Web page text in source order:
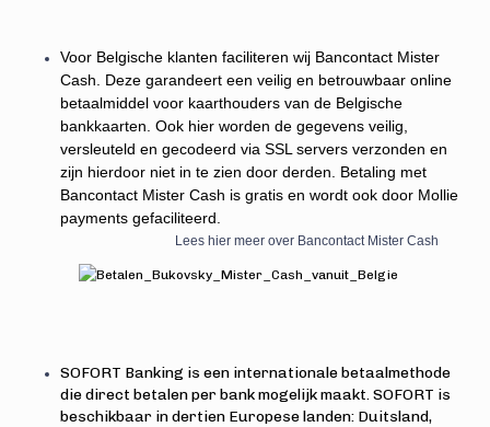
Voor Belgische klanten faciliteren wij Bancontact Mister
Cash. Deze garandeert een veilig en betrouwbaar online
betaalmiddel voor kaarthouders van de Belgische
bankkaarten. Ook hier worden de gegevens veilig,
versleuteld en gecodeerd via SSL servers verzonden en
zijn hierdoor niet in te zien door derden. Betaling met
Bancontact Mister Cash is gratis en wordt ook door Mollie
payments gefaciliteerd.
Lees hier meer over Bancontact Mister Cash
SOFORT Banking is een internationale betaalmethode
die direct betalen per bank mogelijk maakt. SOFORT is
beschikbaar in dertien Europese landen: Duitsland,